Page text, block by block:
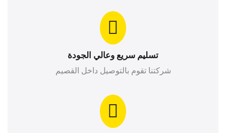
تسليم سريع وعالي الجودة
شركتنا تقوم بالتوصيل داخل القصيم